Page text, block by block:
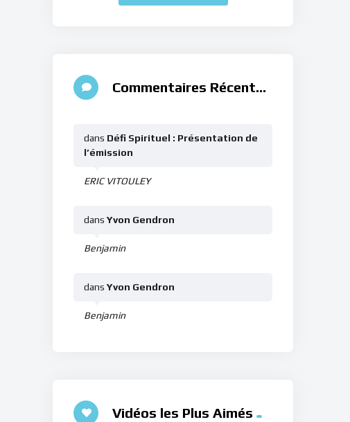
Commentaires Récents
ERIC VITOULEY
dans Défi Spirituel : Présentation de
l’émission
Benjamin
dansYvon Gendron
Benjamin
dansYvon Gendron
Vidéos les Plus Aimés